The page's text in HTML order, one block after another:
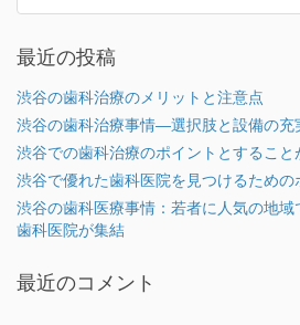
最近の投稿
渋谷の歯科治療のメリットと注意点
渋谷の歯科治療事情―選択肢と設備の充
渋谷での歯科治療のポイントとすること
渋谷で優れた歯科医院を見つけるための
渋谷の歯科医療事情：若者に人気の地
歯科医院が集結
最近のコメント